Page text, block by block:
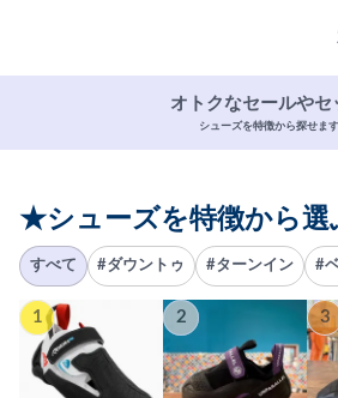
オトクなセールやセ
シューズを特徴から探せます
★シューズを特徴から選
すべて #ダウントゥ #ターンイン #
1 2 3